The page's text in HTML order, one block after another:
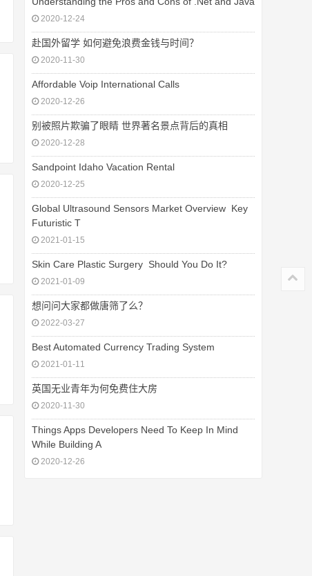
2020-12-24
赴国外留学 如何避免浪费金钱与时间？
2020-11-30
Affordable Voip International Calls
2020-12-26
别被照片欺骗了眼睛 世界著名景点背后的真相
2020-12-28
Sandpoint Idaho Vacation Rental
2020-12-25
Global Ultrasound Sensors Market Overview  Key
Futuristic T
2021-01-15
Skin Care Plastic Surgery  Should You Do It?
2021-01-09
想问问大家都做唐筛了么？
2022-03-27
Best Automated Currency Trading System
2021-01-11
英国无业青年为何免费住大房
2020-11-30
Things Apps Developers Need To Keep In Mind
While Building A
2020-12-26